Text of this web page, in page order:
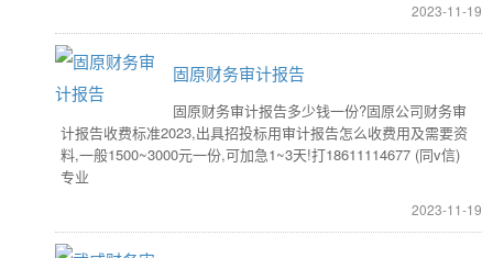
2023-11-19
固原财务审计报告
固原财务审计报告多少钱一份?固原公司财务审
计报告收费标准2023,出具招投标用审计报告怎么收费用及需要资
料,一般1500~3000元一份,可加急1~3天!打18611114677 (同v信)
专业
2023-11-19